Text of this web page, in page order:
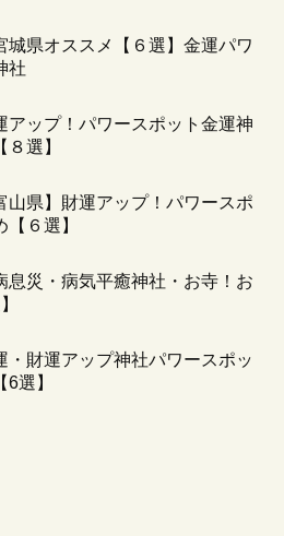
城県オススメ【６選】金運パワ
社
アップ！パワースポット金運神
選】
山県】財運アップ！パワースポ
６選】
息災・病気平癒神社・お寺！お
・財運アップ神社パワースポッ
6選】